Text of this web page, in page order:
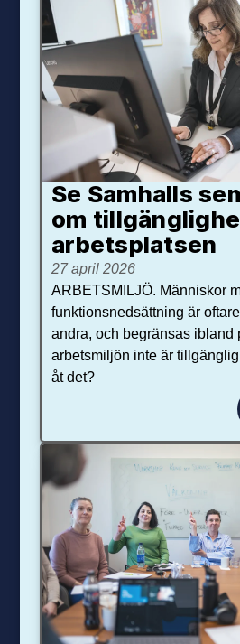
Se Samhalls
om
arbetsplatsen
27 april 2026
ARBETSMILJÖ. Människor
funktionsnedsättning är
andra, och begränsas ibland
arbetsmiljön inte är
åt det?